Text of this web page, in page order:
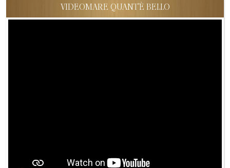
VIDEOMARE QUANT'È BELLO